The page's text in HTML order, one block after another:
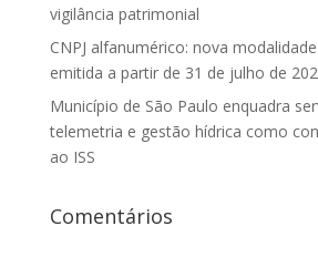
vigilância patrimonial
CNPJ alfanumérico: nova
emitida a partir de 31 de julho de
Município de São Paulo enquadra
telemetria e gestão hídrica como
ao ISS
Comentários